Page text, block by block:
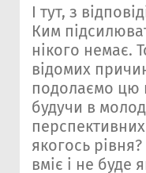
І тут, з
Ким
нікого немає.
відомих
подолаємо цю
будучи в
якогось
вміє і не буде